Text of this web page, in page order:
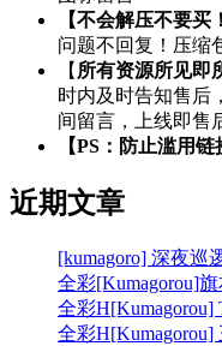
【不会解压不要买
问题不回复！压缩
【 所有资源所见即
时内及时告知售后
间留言，上线即售
【PS：防止滥用
近期文章
[kumagoro] 深夜巡
全彩[Kumagorou]
全彩H[Kumagorou]
全彩